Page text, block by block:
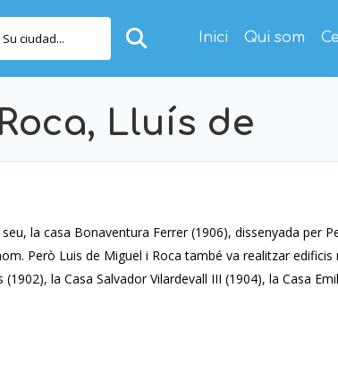
Su ciudad... Inici Qui som
Lluís de
la casa Bonaventura Ferrer (1906), dissenyada per
Però Luis de Miguel i Roca també va realitzar
la Casa Salvador Vilardevall III (1904), la Casa